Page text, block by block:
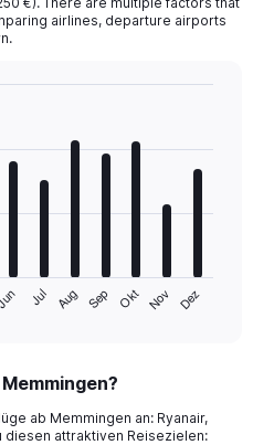
airlines, departure airports
Jun Jul Aug Sep Okt Nov Dez
ab Memmingen an: Ryanair,
diesen attraktiven Reisezielen: